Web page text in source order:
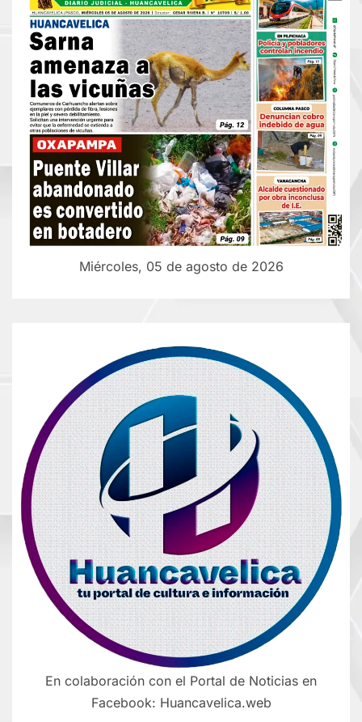
Miércoles, 05 de agosto de 2026
En colaboración con el Portal de Noticias en
Facebook: Huancavelica.web